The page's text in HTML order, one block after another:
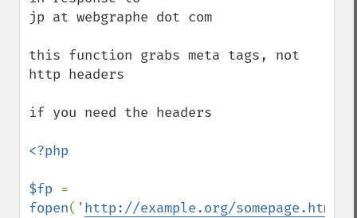
jp at webgraphe dot com
this function grabs meta tags, not
http headers
if you need the headers
<?php
$fp
fopen( ' http://example.org/somepage.html